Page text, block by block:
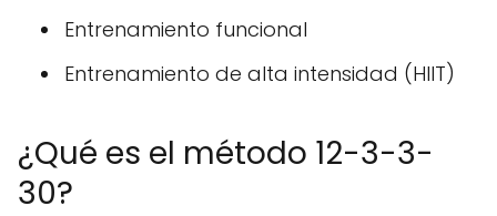
Entrenamiento funcional
Entrenamiento de alta intensidad (HIIT)
¿Qué es el método 12-3-3-
30?